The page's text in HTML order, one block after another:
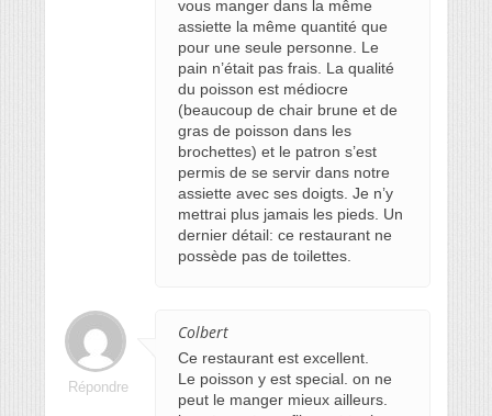
vous manger dans la même
assiette la même quantité que
pour une seule personne. Le
pain n’était pas frais. La qualité
du poisson est médiocre
(beaucoup de chair brune et de
gras de poisson dans les
brochettes) et le patron s’est
permis de se servir dans notre
assiette avec ses doigts. Je n’y
mettrai plus jamais les pieds. Un
dernier détail: ce restaurant ne
possède pas de toilettes.
Colbert
Ce restaurant est excellent.
Le poisson y est special. on ne
peut le manger mieux ailleurs.
Répondre